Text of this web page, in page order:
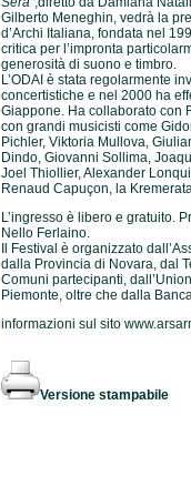
Gilberto Meneghin, vedrà la
d’Archi Italiana, fondata nel
critica per l’impronta
generosità di suono e timbro.
L’ODAI è stata regolarmente
concertistiche e nel 2000 ha
Giappone. Ha collaborato con
con grandi musicisti come
Pichler, Viktoria Mullova,
Dindo, Giovanni Sollima,
Joel Thiollier, Alexander
Renaud Capuçon, la
L’ingresso è libero e gratuito.
Nello Ferlaino.
Il Festival è organizzato
dalla Provincia di Novara, dal
Comuni partecipanti,
Piemonte, oltre che dalla
informazioni sul sito
Versione stampabile